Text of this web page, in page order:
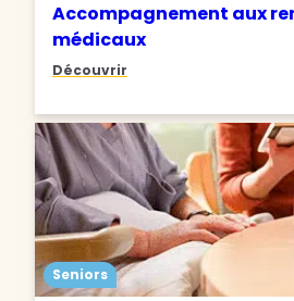
Accompagnement aux
médicaux
Découvrir
Seniors